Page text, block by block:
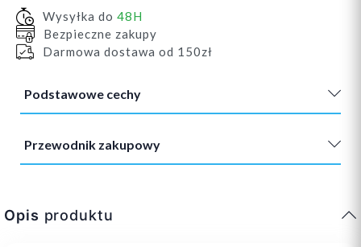
Wysyłka do 48H
Bezpieczne zakupy
Darmowa dostawa od 150zł
Podstawowe cechy
Przewodnik zakupowy
Opis produktu